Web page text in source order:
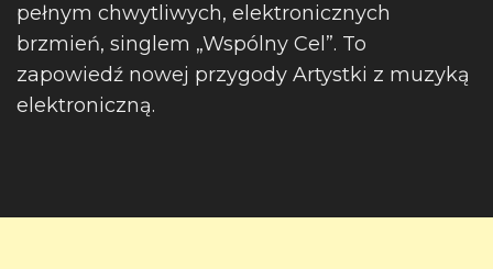
pełnym chwytliwych, elektronicznych
brzmień, singlem „Wspólny Cel”. To
zapowiedź nowej przygody Artystki z muzyką
elektroniczną.